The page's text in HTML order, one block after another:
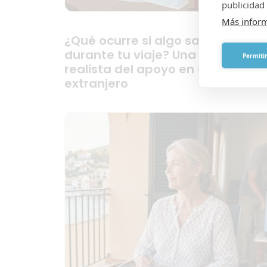
¿Qué ocurre si algo sale mal
durante tu viaje? Una visión
realista del apoyo en el
extranjero
Más